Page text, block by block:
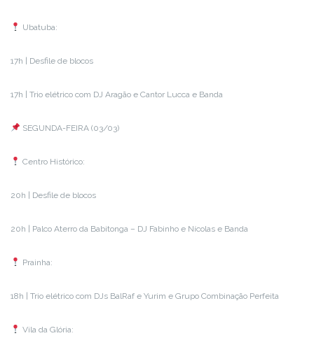
Ubatuba:
17h | Desfile de blocos
17h | Trio elétrico com DJ Aragão e Cantor Lucca e Banda
SEGUNDA-FEIRA (03/03)
Centro Histórico:
20h | Desfile de blocos
20h | Palco Aterro da Babitonga – DJ Fabinho e Nícolas e Banda
Prainha:
18h | Trio elétrico com DJs BalRaf e Yurim e Grupo Combinação Perfeita
Vila da Glória: